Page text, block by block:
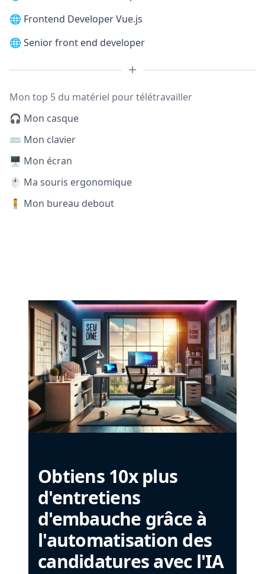
🌐 Frontend Developer Vue.js
🌐 Senior front end developer
Mon top 5 du matériel pour télétravailler
🎧 Mon casque
⌨️ Mon clavier
🖥️ Mon écran
🖱️ Ma souris ergonomique
🧍 Mon bureau debout
Obtiens 10x plus
d'entretiens
d'embauche grâce à
l'automatisation des
candidatures avec l'IA